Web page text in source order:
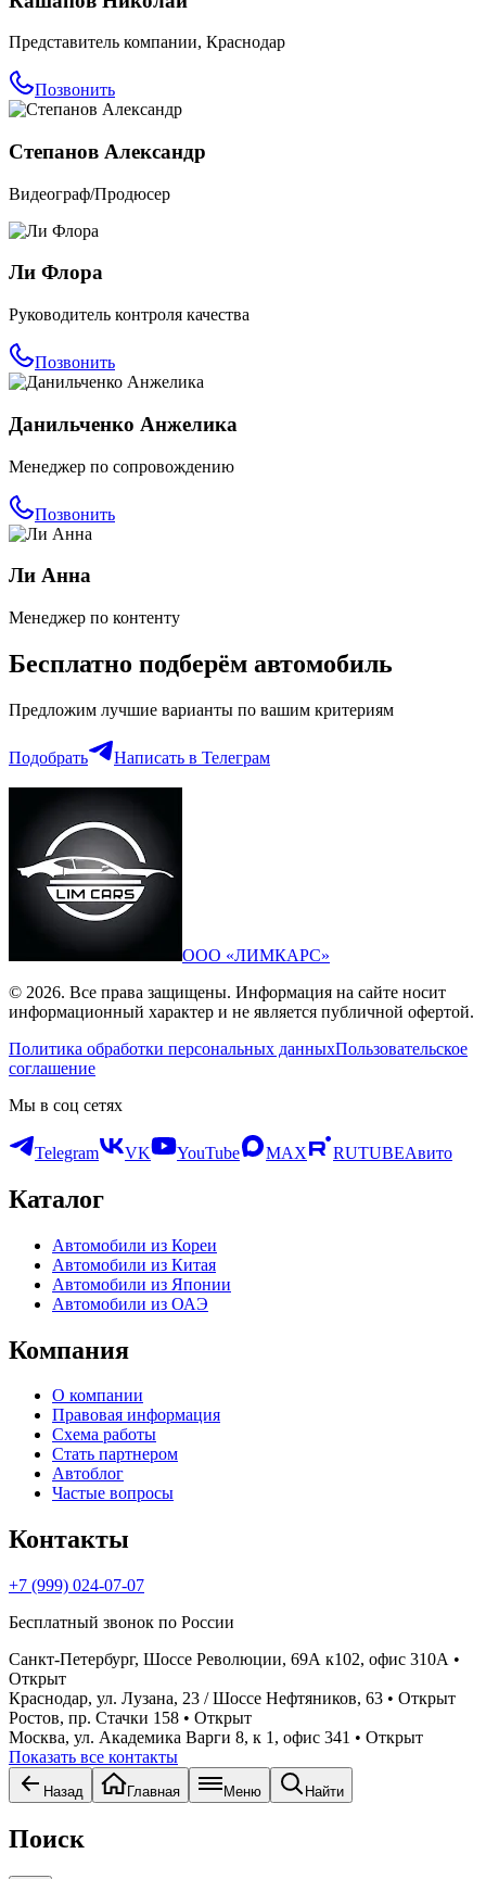
Представитель компании, Краснодар
Позвонить
Степанов Александр
Видеограф/Продюсер
Ли Флора
Руководитель контроля качества
Позвонить
Данильченко Анжелика
Менеджер по сопровождению
Позвонить
Ли Анна
Менеджер по контенту
Бесплатно подберём автомобиль
Предложим лучшие варианты по вашим критериям
Подобрать Написать в Телеграм
ООО «ЛИМКАРС»
© 2026. Все права защищены. Информация на сайте носит
информационный характер и не является публичной офертой.
Политика обработки персональных данныхПользовательское
соглашение
Мы в соц сетях
Telegram VK YouTube MAX RUTUBEАвито
Каталог
Автомобили из Кореи
Автомобили из Китая
Автомобили из Японии
Автомобили из ОАЭ
Компания
О компании
Правовая информация
Схема работы
Стать партнером
Автоблог
Частые вопросы
Контакты
+7 (999) 024-07-07
Бесплатный звонок по России
Санкт-Петербург, Шоссе Революции, 69А к102, офис 310А •
Открыт
Краснодар, ул. Лузана, 23 / Шоссе Нефтяников, 63 • Открыт
Ростов, пр. Стачки 158 • Открыт
Москва, ул. Академика Варги 8, к 1, офис 341 • Открыт
Показать все контакты
Назад Главная Меню Найти
Поиск